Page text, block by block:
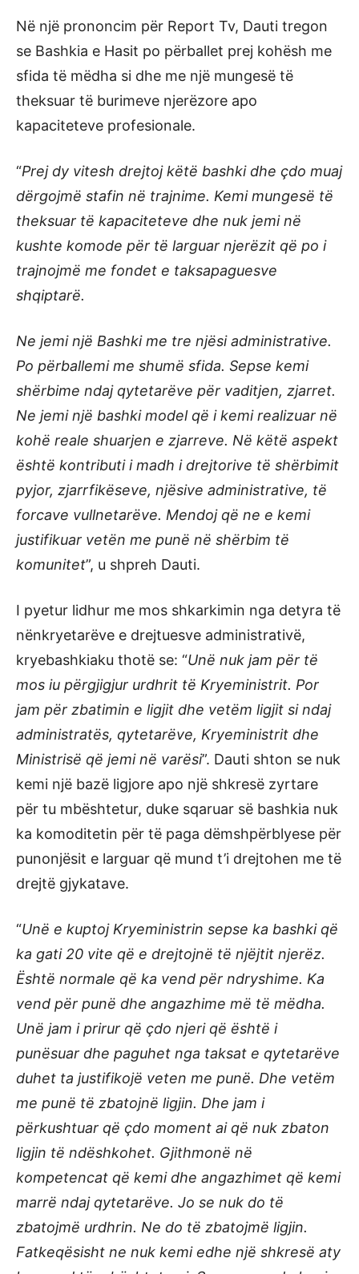
Në një prononcim për Report Tv, Dauti tregon
se Bashkia e Hasit po përballet prej kohësh me
sfida të mëdha si dhe me një mungesë të
theksuar të burimeve njerëzore apo
kapaciteteve profesionale.
“Prej dy vitesh drejtoj këtë bashki dhe çdo muaj
dërgojmë stafin në trajnime. Kemi mungesë të
theksuar të kapaciteteve dhe nuk jemi në
kushte komode për të larguar njerëzit që po i
trajnojmë me fondet e taksapaguesve
shqiptarë.
Ne jemi një Bashki me tre njësi administrative.
Po përballemi me shumë sfida. Sepse kemi
shërbime ndaj qytetarëve për vaditjen, zjarret.
Ne jemi një bashki model që i kemi realizuar në
kohë reale shuarjen e zjarreve. Në këtë aspekt
është kontributi i madh i drejtorive të shërbimit
pyjor, zjarrfikëseve, njësive administrative, të
forcave vullnetarëve. Mendoj që ne e kemi
justifikuar vetën me punë në shërbim të
komunitet”, u shpreh Dauti.
I pyetur lidhur me mos shkarkimin nga detyra të
nënkryetarëve e drejtuesve administrativë,
kryebashkiaku thotë se: “Unë nuk jam për të
mos iu përgjigjur urdhrit të Kryeministrit. Por
jam për zbatimin e ligjit dhe vetëm ligjit si ndaj
administratës, qytetarëve, Kryeministrit dhe
Ministrisë që jemi në varësi”. Dauti shton se nuk
kemi një bazë ligjore apo një shkresë zyrtare
për tu mbështetur, duke sqaruar së bashkia nuk
ka komoditetin për të paga dëmshpërblyese për
punonjësit e larguar që mund t’i drejtohen me të
drejtë gjykatave.
“Unë e kuptoj Kryeministrin sepse ka bashki që
ka gati 20 vite që e drejtojnë të njëjtit njerëz.
Është normale që ka vend për ndryshime. Ka
vend për punë dhe angazhime më të mëdha.
Unë jam i prirur që çdo njeri që është i
punësuar dhe paguhet nga taksat e qytetarëve
duhet ta justifikojë veten me punë. Dhe vetëm
me punë të zbatojnë ligjin. Dhe jam i
përkushtuar që çdo moment ai që nuk zbaton
ligjin të ndëshkohet. Gjithmonë në
kompetencat që kemi dhe angazhimet që kemi
marrë ndaj qytetarëve. Jo se nuk do të
zbatojmë urdhrin. Ne do të zbatojmë ligjin.
Fatkeqësisht ne nuk kemi edhe një shkresë aty